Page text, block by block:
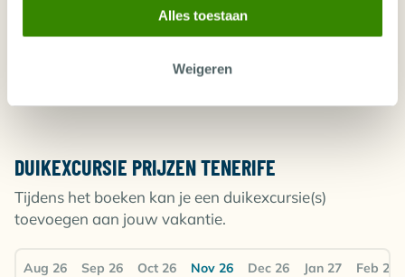
Alles toestaan
Weigeren
tonen de prijslijsten geen real-time beschikbaarheid en prijzen. De prijzen
zijn gebaseerd op de goedkoopste vluchtprijzen en kamers ten tijde van
publicatie en zijn vaak afhankelijk van de dagprijzen van onze partner tour
volgende laagste beschikbare dagprijs vrijblijvend aan voordat wij uw
DUIKEXCURSIE PRIJZEN TENERIFE
Tijdens het boeken kan je een duikexcursie(s)
toevoegen aan jouw vakantie.
Aug 26 Sep 26 Oct 26 Nov 26 Dec 26 Jan 27 Feb 27